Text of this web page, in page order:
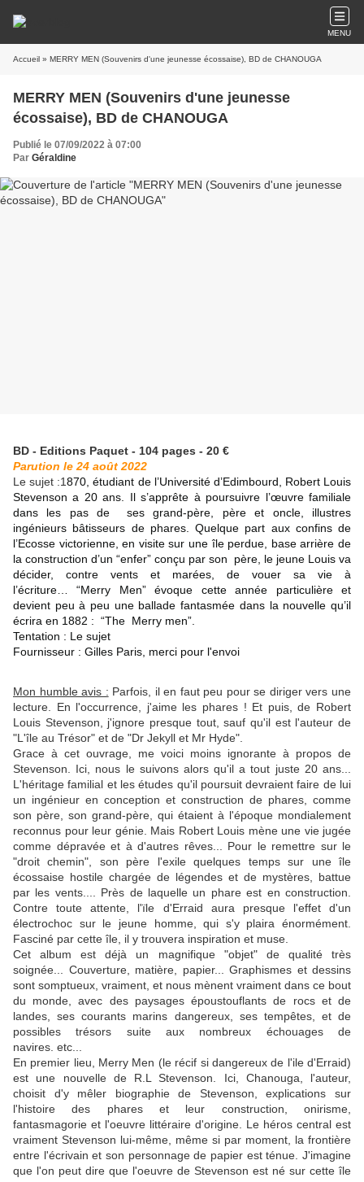
MENU
Accueil » MERRY MEN (Souvenirs d'une jeunesse écossaise), BD de CHANOUGA
MERRY MEN (Souvenirs d'une jeunesse
écossaise), BD de CHANOUGA
Publié le 07/09/2022 à 07:00
Par Géraldine
BD - Editions Paquet - 104 pages - 20 €
Parution le 24 août 2022
Le sujet :1870, étudiant de l’Université d’Edimbourd, Robert Louis
Stevenson a 20 ans. Il s’apprête à poursuivre l’œuvre familiale
dans les pas de ses grand-père, père et oncle, illustres
ingénieurs bâtisseurs de phares. Quelque part aux confins de
l’Ecosse victorienne, en visite sur une île perdue, base arrière de
la construction d’un “enfer” conçu par son père, le jeune Louis va
décider, contre vents et marées, de vouer sa vie à
l’écriture…“Merry Men” évoque cette année particulière et
devient peu à peu une ballade fantasmée dans la nouvelle qu’il
écrira en 1882 : “The Merry men”.
Tentation : Le sujet
Fournisseur : Gilles Paris, merci pour l'envoi
Mon humble avis : Parfois, il en faut peu pour se diriger vers une
lecture. En l'occurrence, j'aime les phares ! Et puis, de Robert
Louis Stevenson, j'ignore presque tout, sauf qu'il est l'auteur de
"L'île au Trésor" et de "Dr Jekyll et Mr Hyde".
Grace à cet ouvrage, me voici moins ignorante à propos de
Stevenson. Ici, nous le suivons alors qu'il a tout juste 20 ans...
L'héritage familial et les études qu'il poursuit devraient faire de lui
un ingénieur en conception et construction de phares, comme
son père, son grand-père, qui étaient à l'époque mondialement
reconnus pour leur génie. Mais Robert Louis mène une vie jugée
comme dépravée et à d'autres rêves... Pour le remettre sur le
"droit chemin", son père l'exile quelques temps sur une île
écossaise hostile chargée de légendes et de mystères, battue
par les vents.... Près de laquelle un phare est en construction.
Contre toute attente, l'ïle d'Erraid aura presque l'effet d'un
électrochoc sur le jeune homme, qui s'y plaira énormément.
Fasciné par cette île, il y trouvera inspiration et muse.
Cet album est déjà un magnifique "objet" de qualité très
soignée... Couverture, matière, papier... Graphismes et dessins
sont somptueux, vraiment, et nous mènent vraiment dans ce bout
du monde, avec des paysages époustouflants de rocs et de
landes, ses courants marins dangereux, ses tempêtes, et de
possibles trésors suite aux nombreux échouages de
navires. etc...
En premier lieu, Merry Men (le récif si dangereux de l'ile d'Erraid)
est une nouvelle de R.L Stevenson. Ici, Chanouga, l'auteur,
choisit d'y mêler biographie de Stevenson, explications sur
l'histoire des phares et leur construction, onirisme,
fantasmagorie et l'oeuvre littéraire d'origine. Le héros central est
vraiment Stevenson lui-même, même si par moment, la frontière
entre l'écrivain et son personnage de papier est ténue. J'imagine
que l'on peut dire que l'oeuvre de Stevenson est né sur cette île